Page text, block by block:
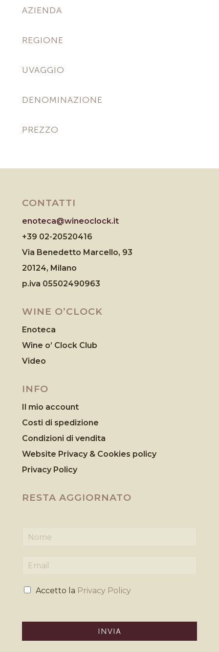
AZIENDA
REGIONE
UVAGGIO
DENOMINAZIONE
PREZZO
CONTATTI
enoteca@wineoclock.it
+39 02-20520416
Via Benedetto Marcello, 93
20124, Milano
p.iva 05502490963
WINE O’CLOCK
Enoteca
Wine o’ Clock Club
Video
INFO
Il mio account
Costi di spedizione
Condizioni di vendita
Website Privacy & Cookies policy
Privacy Policy
RESTA AGGIORNATO
m
iP
Accetto la Privacy Policy
INVIA